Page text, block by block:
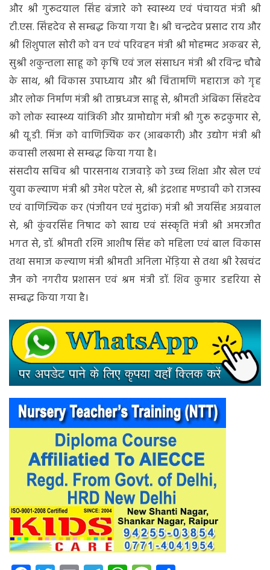
और श्री गुरूदयाल सिंह बंजारे को स्वास्थ्य एवं पंचायत मंत्री श्री
टी.एस. सिंहदेव से सम्बद्ध किया गया है। श्री चन्द्रदेव प्रसाद राय और
श्री शिशुपाल सोरी को वन एवं परिवहन मंत्री श्री मोहम्मद अकबर से,
सुश्री शकुन्तला साहू को कृषि एवं जल संसाधन मंत्री श्री रविन्द्र चौबे
के साथ, श्री विकास उपाध्याय और श्री चिंतामणि महाराज को गृह
और लोक निर्माण मंत्री श्री ताम्रध्वज साहू से, श्रीमती अंबिका सिंहदेव
को लोक स्वास्थ्य यांत्रिकी और ग्रामोद्योग मंत्री श्री गुरू रूद्रकुमार से,
श्री यू.डी. मिंज को वाणिज्यिक कर (आबकारी) और उद्योग मंत्री श्री
कवासी लखमा से सम्बद्ध किया गया है।
संसदीय सचिव श्री पारसनाथ राजवाड़े को उच्च शिक्षा और खेल एवं
युवा कल्याण मंत्री श्री उमेश पटेल से, श्री इंद्रशाह मण्डावी को राजस्व
एवं वाणिज्यिक कर (पंजीयन एवं मुद्रांक) मंत्री श्री जयसिंह अग्रवाल
से, श्री कुंवरसिंह निषाद को खाद्य एवं संस्कृति मंत्री श्री अमरजीत
भगत से, डॉ. श्रीमती रश्मि आशीष सिंह को महिला एवं बाल विकास
तथा समाज कल्याण मंत्री श्रीमती अनिला भेंड़िया से तथा श्री रेखचंद
जैन को नगरीय प्रशासन एवं श्रम मंत्री डॉ. शिव कुमार डहरिया से
सम्बद्ध किया गया है।